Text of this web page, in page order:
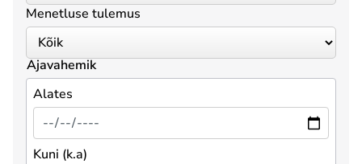
Menetluse tulemus
Ajavahemik
Alates
Kuni (k.a)